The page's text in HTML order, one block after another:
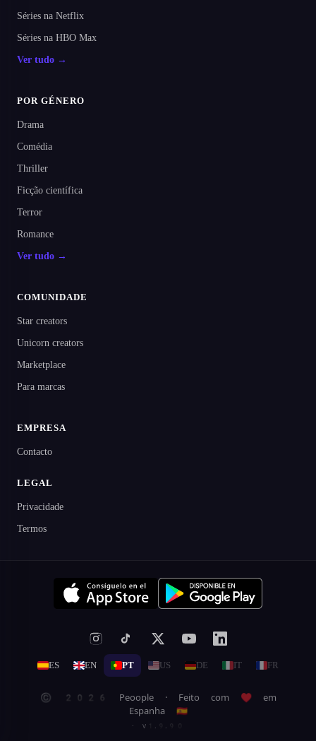
Séries na Netflix
Séries na HBO Max
Ver tudo →
POR GÉNERO
Drama
Comédia
Thriller
Ficção científica
Terror
Romance
Ver tudo →
COMUNIDADE
Star creators
Unicorn creators
Marketplace
Para marcas
EMPRESA
Contacto
LEGAL
Privacidade
Termos
ES EN PT US DE IT FR
© 2026 Peoople · Feito com ♥ em
Espanha 🇪🇸
· v1.9.90